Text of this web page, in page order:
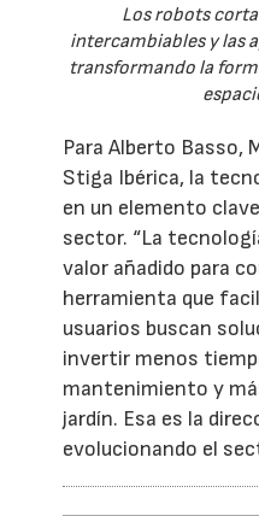
Los robots
intercambiables y las
transformando la
Para Alberto Basso,
Stiga Ibérica, la
en un elemento
sector. “La
valor añadido para
herramienta que
usuarios buscan
invertir menos
mantenimiento y
jardín. Esa es la
evolucionando el